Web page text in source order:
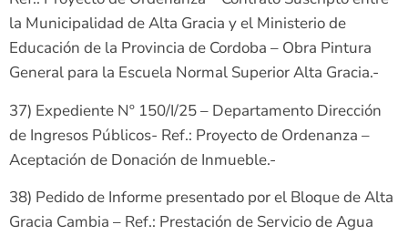
la Municipalidad de Alta Gracia y el Ministerio de
Educación de la Provincia de Cordoba – Obra Pintura
General para la Escuela Normal Superior Alta Gracia.-
37) Expediente Nº 150/I/25 – Departamento Dirección
de Ingresos Públicos- Ref.: Proyecto de Ordenanza –
Aceptación de Donación de Inmueble.-
38) Pedido de Informe presentado por el Bloque de Alta
Gracia Cambia – Ref.: Prestación de Servicio de Agua